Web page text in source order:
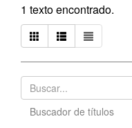
1 texto encontrado.
Buscador de títulos